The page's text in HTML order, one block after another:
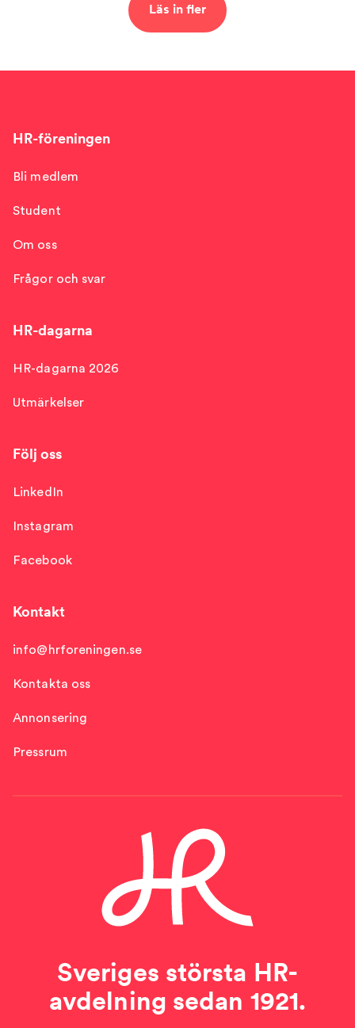
Läs in fler
HR-föreningen
Bli medlem
Student
Om oss
Frågor och svar
HR-dagarna
HR-dagarna 2026
Utmärkelser
Följ oss
LinkedIn
Instagram
Facebook
Kontakt
info@hrforeningen.se
Kontakta oss
Annonsering
Pressrum
Sveriges största HR-
avdelning sedan 1921.